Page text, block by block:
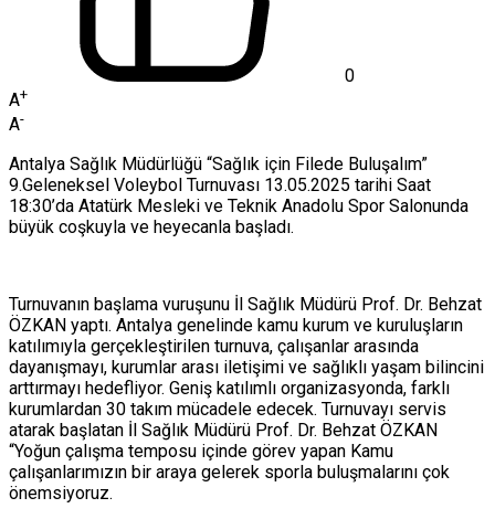
0
A+
A-
Antalya Sağlık Müdürlüğü “Sağlık için Filede Buluşalım”
9.Geleneksel Voleybol Turnuvası 13.05.2025 tarihi Saat
18:30’da Atatürk Mesleki ve Teknik Anadolu Spor Salonunda
büyük coşkuyla ve heyecanla başladı.
Turnuvanın başlama vuruşunu İl Sağlık Müdürü Prof. Dr. Behzat
ÖZKAN yaptı. Antalya genelinde kamu kurum ve kuruluşların
katılımıyla gerçekleştirilen turnuva, çalışanlar arasında
dayanışmayı, kurumlar arası iletişimi ve sağlıklı yaşam bilincini
arttırmayı hedefliyor. Geniş katılımlı organizasyonda, farklı
kurumlardan 30 takım mücadele edecek. Turnuvayı servis
atarak başlatan İl Sağlık Müdürü Prof. Dr. Behzat ÖZKAN
“Yoğun çalışma temposu içinde görev yapan Kamu
çalışanlarımızın bir araya gelerek sporla buluşmalarını çok
önemsiyoruz.